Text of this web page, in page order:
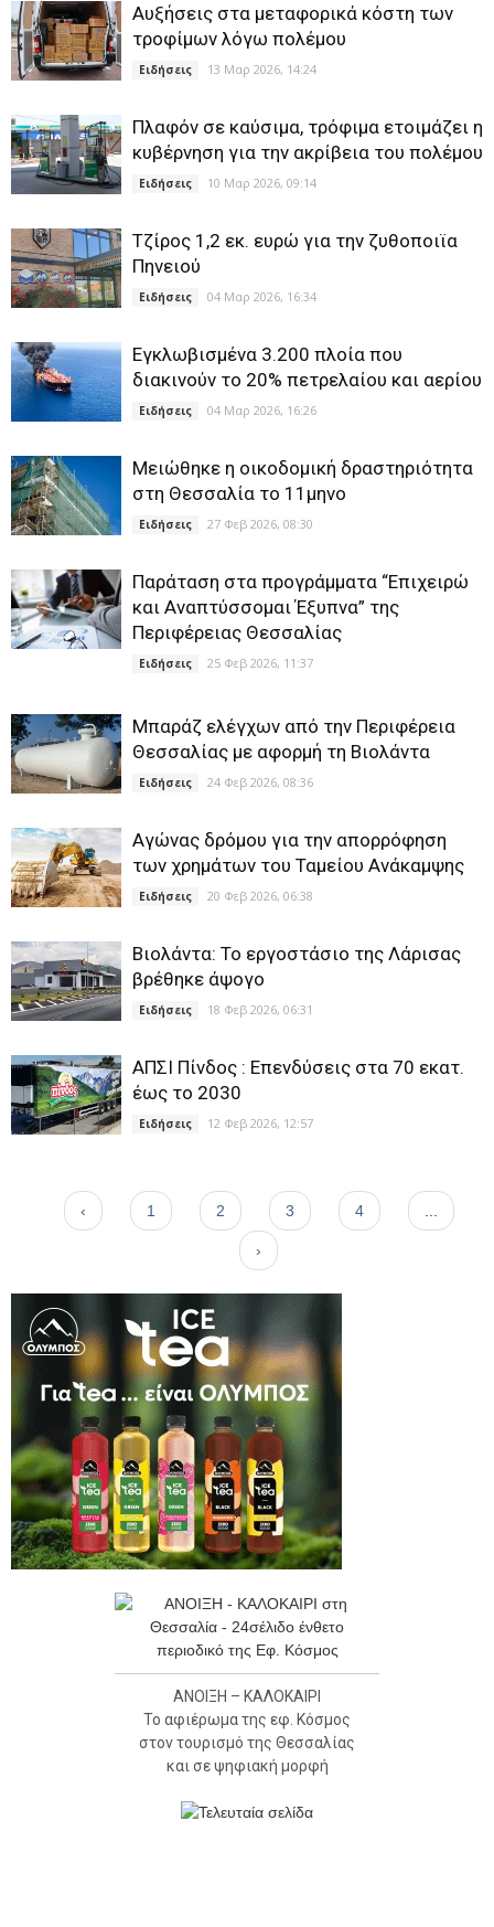
Αυξήσεις στα μεταφορικά κόστη των
τροφίμων λόγω πολέμου
Ειδήσεις 13 Μαρ 2026, 14:24
Πλαφόν σε καύσιμα, τρόφιμα ετοιμάζει η
κυβέρνηση για την ακρίβεια του πολέμου
Ειδήσεις 10 Μαρ 2026, 09:14
Τζίρος 1,2 εκ. ευρώ για την ζυθοποιϊα
Πηνειού
Ειδήσεις 04 Μαρ 2026, 16:34
Εγκλωβισμένα 3.200 πλοία που
διακινούν το 20% πετρελαίου και αερίου
Ειδήσεις 04 Μαρ 2026, 16:26
Μειώθηκε η οικοδομική δραστηριότητα
στη Θεσσαλία το 11μηνο
Ειδήσεις 27 Φεβ 2026, 08:30
Παράταση στα προγράμματα “Επιχειρώ
και Αναπτύσσομαι Έξυπνα” της
Περιφέρειας Θεσσαλίας
Ειδήσεις 25 Φεβ 2026, 11:37
Μπαράζ ελέγχων από την Περιφέρεια
Θεσσαλίας με αφορμή τη Βιολάντα
Ειδήσεις 24 Φεβ 2026, 08:36
Αγώνας δρόμου για την απορρόφηση
των χρημάτων του Ταμείου Ανάκαμψης
Ειδήσεις 20 Φεβ 2026, 06:38
Βιολάντα: Το εργοστάσιο της Λάρισας
βρέθηκε άψογο
Ειδήσεις 18 Φεβ 2026, 06:31
ΑΠΣΙ Πίνδος : Επενδύσεις στα 70 εκατ.
έως το 2030
Ειδήσεις 12 Φεβ 2026, 12:57
‹ 1 2 3 4
›
ΑΝΟΙΞΗ – ΚΑΛΟΚΑΙΡΙ
Το αφιέρωμα της εφ. Κόσμος
στον τουρισμό της Θεσσαλίας
και σε ψηφιακή μορφή